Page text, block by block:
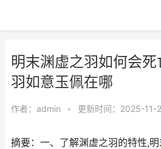
明末渊虚之羽如何会
羽如意玉佩在哪
作者： admin • 更新时间：2025-11-
摘要：一、了解渊虚之羽的特性,